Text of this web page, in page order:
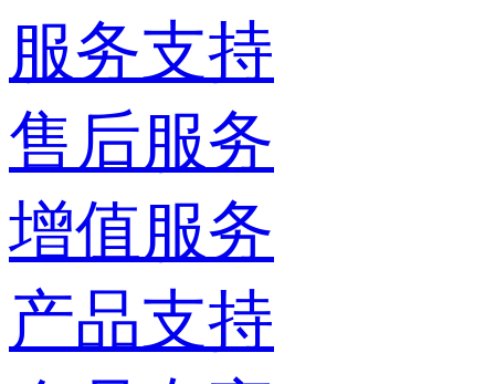
服务支持
售后服务
增值服务
产品支持